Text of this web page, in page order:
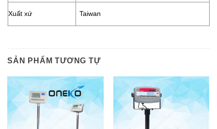
Xuất xứ Taiwan
SẢN PHẨM TƯƠNG TỰ